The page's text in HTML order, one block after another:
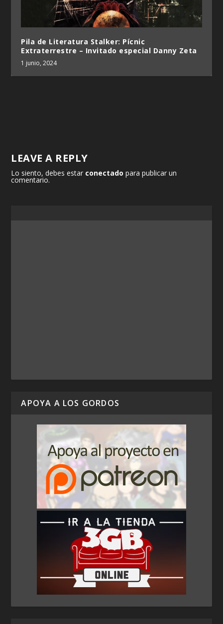
Pila de Literatura Stalker: Pícnic
Extraterrestre – Invitado especial Danny Zeta
1 junio, 2024
LEAVE A REPLY
Lo siento, debes estar conectado para publicar un
comentario.
APOYA A LOS GORDOS